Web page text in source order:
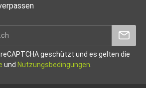
geschützt und es gelten die
und Nutzungsbedingungen